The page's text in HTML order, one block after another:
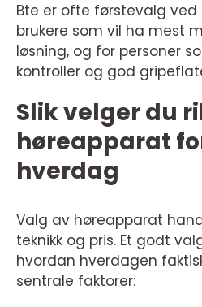
Bte er ofte førstevalg ved
brukere som vil ha mest
løsning, og for personer
kontroller og god
Slik velger du
høreapparat
hverdag
Valg av høreapparat
teknikk og pris. Et godt
hvordan hverdagen
sentrale faktorer: